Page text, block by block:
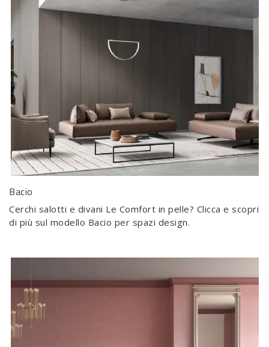
Bacio
Cerchi salotti e divani Le Comfort in pelle? Clicca e scopri
di più sul modello Bacio per spazi design.